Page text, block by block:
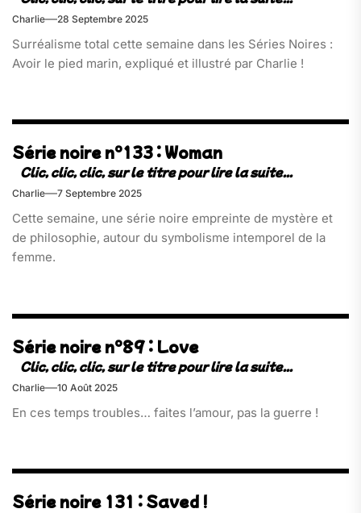
Charlie 28 Septembre 2025
Surréalisme total cette semaine dans les Séries Noires :
Avoir le pied marin, expliqué et illustré par Charlie !
Série noire n°133 : Woman
Charlie 7 Septembre 2025
Cette semaine, une série noire empreinte de mystère et
de philosophie, autour du symbolisme intemporel de la
femme.
Série noire n°89 : Love
Charlie 10 Août 2025
En ces temps troubles… faites l’amour, pas la guerre !
Série noire 131 : Saved !